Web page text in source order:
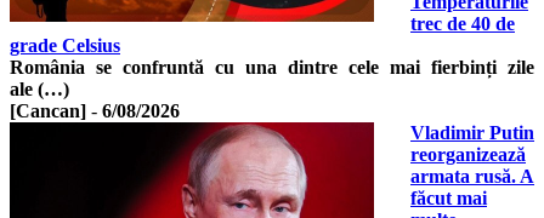
trec de 40 de
grade Celsius
România se confruntă cu una dintre cele mai fierbinți zile
ale (…)
[Cancan] - 6/08/2026
Vladimir Putin
reorganizează
armata rusă. A
făcut mai